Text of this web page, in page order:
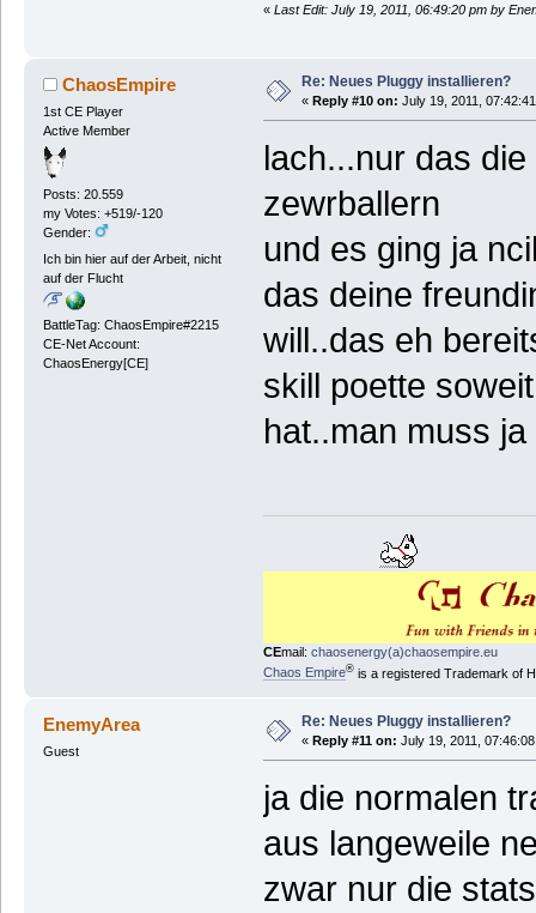
« Last Edit: July 19, 2011, 06:49:20 pm by
ChaosEmpire
1st CE Player
Active Member
Posts: 20.559
my Votes: +519/-120
Gender:
Ich bin hier auf der Arbeit, nicht
auf der Flucht
BattleTag: ChaosEmpire#2215
CE-Net Account:
ChaosEnergy[CE]
Re: Neues Pluggy installieren?
« Reply #10 on: July 19, 2011,
lach...nur das
zewrballern
und es ging ja
das deine
will..das eh
skill poette
hat..man muss
CEmail: chaosenergy(a)chaosempire.eu
Chaos Empire®is a registered Trademark of
EnemyArea
Guest
Re: Neues Pluggy installieren?
« Reply #11 on: July 19, 2011,
ja die normalen
aus langeweile
zwar nur die